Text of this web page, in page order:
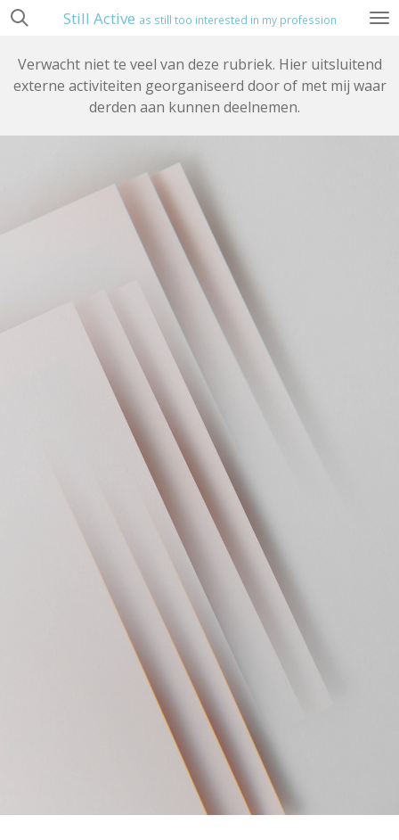
Ga
naar
de
hoofdinhoud
Still Active as still too interested in my profession
Verwacht niet te veel van deze rubriek. Hier uitsluitend
externe activiteiten georganiseerd door of met mij waar
derden aan kunnen deelnemen.